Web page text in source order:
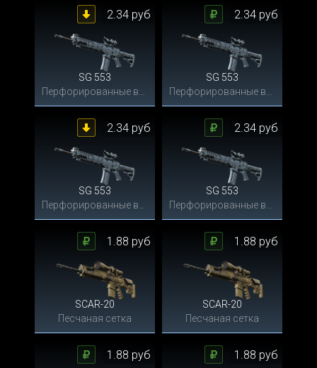
SG 553
2.34 руб
SG 553
2.34 руб
SG 553
2.34 руб
SG 553
2.34 руб
SCAR-20
Песчаная сетка
1.88 руб
SCAR-20
Песчаная сетка
1.88 руб
1.88 руб 1.88 руб